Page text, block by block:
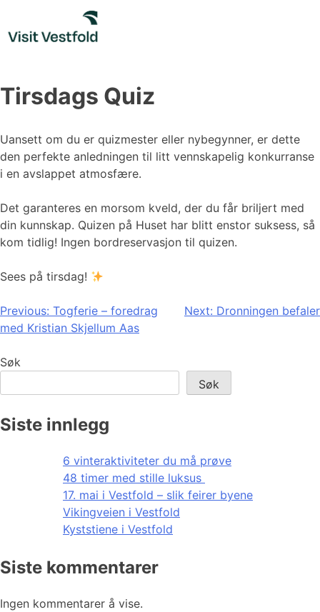
content
Tirsdags Quiz
Uansett om du er quizmester eller nybegynner, er dette
den perfekte anledningen til litt vennskapelig konkurranse
i en avslappet atmosfære.
Det garanteres en morsom kveld, der du får briljert med
din kunnskap. Quizen på Huset har blitt enstor suksess, så
kom tidlig! Ingen bordreservasjon til quizen.
Sees på tirsdag!
Innleggsnavigasjon
Previous: Togferie – foredrag
med Kristian Skjellum Aas
Next: Dronningen befaler
Søk
Søk
Siste innlegg
6 vinteraktiviteter du må prøve
48 timer med stille luksus
17. mai i Vestfold – slik feirer byene
Vikingveien i Vestfold
Kyststiene i Vestfold
Siste kommentarer
Ingen kommentarer å vise.